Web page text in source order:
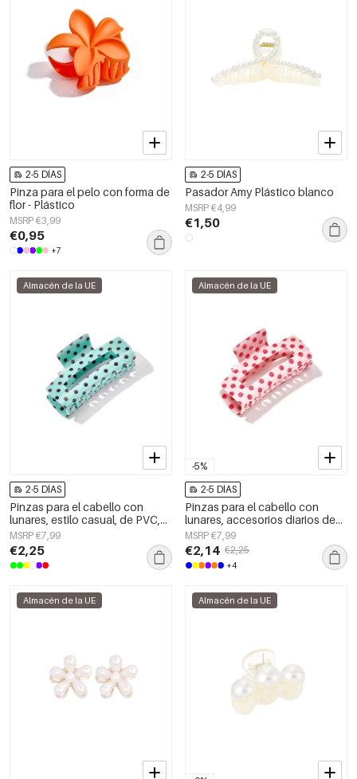
2-5 DÍAS
Pinza para el pelo con forma de
flor - Plástico
MSRP €3,99
€0,95
+7
2-5 DÍAS
Pasador Amy Plástico blanco
MSRP €4,99
€1,50
Almacén de la UE
2-5 DÍAS
Pinzas para el cabello con
lunares, estilo casual, de PVC,
accesorios para el día a día.
MSRP €7,99
€2,25
-5%
Almacén de la UE
2-5 DÍAS
Pinzas para el cabello con
lunares, accesorios diarios de
PVC
MSRP €7,99
€2,14 €2,25
+4
Almacén de la UE Almacén de la UE